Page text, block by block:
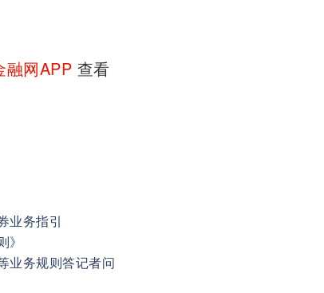
融网APP 查看
业务指引
》
业务规则答记者问